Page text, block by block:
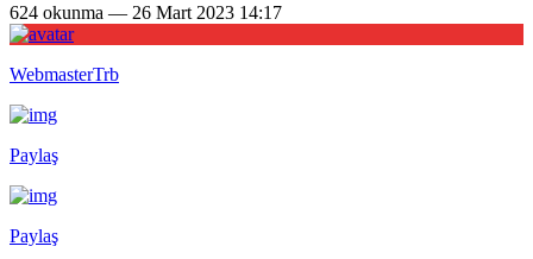
624 okunma — 26 Mart 2023 14:17
WebmasterTrb
Paylaş
Paylaş